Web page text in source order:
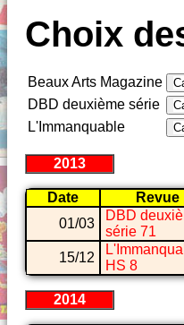
Choix
Beaux Arts Magazine
DBD deuxième série
L'Immanquable
2013
Date Revue
01/03
DBD
série 71
15/12
HS 8
2014